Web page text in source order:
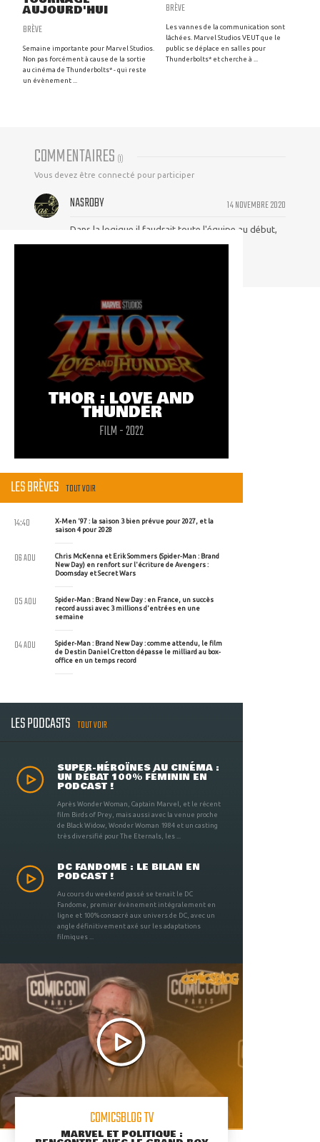
AUJOURD'HUI
BRÈVE
Semaine importante pour Marvel Studios.
Non pas forcément à cause de la sortie
au cinéma de Thunderbolts* - qui reste
un évènement ...
BRÈVE
Les vannes de la communication sont
lâchées. Marvel Studios VEUT que le
public se déplace en salles pour
Thunderbolts* et cherche à ...
COMMENTAIRES (1)
Vous devez être connecté pour participer
14 NOVEMBRE 2020
NASROBY
Dans la logique il faudrait toute l'équipe au début,
THOR : LOVE AND
THUNDER
FILM - 2022
LES BRÈVES TOUT VOIR
X-Men '97 : la saison 3 bien prévue pour 2027, et la
saison 4 pour 2028
14:40
Chris McKenna et Erik Sommers (Spider-Man : Brand
New Day) en renfort sur l'écriture de Avengers :
Doomsday et Secret Wars
06 AOU
Spider-Man : Brand New Day : en France, un succès
record aussi avec 3 millions d'entrées en une
semaine
05 AOU
Spider-Man : Brand New Day : comme attendu, le film
de Destin Daniel Cretton dépasse le milliard au box-
office en un temps record
04 AOU
LES PODCASTS TOUT VOIR
SUPER-HÉROÏNES AU CINÉMA :
UN DÉBAT 100% FÉMININ EN
PODCAST !
Après Wonder Woman, Captain Marvel, et le récent
film Birds of Prey, mais aussi avec la venue proche
de Black Widow, Wonder Woman 1984 et un casting
très diversifié pour The Eternals, les ...
DC FANDOME : LE BILAN EN
PODCAST !
Au cours du weekend passé se tenait le DC
Fandome, premier évènement intégralement en
ligne et 100% consacré aux univers de DC, avec un
angle définitivement axé sur les adaptations
filmiques ...
COMICSBLOG TV
MARVEL ET POLITIQUE :